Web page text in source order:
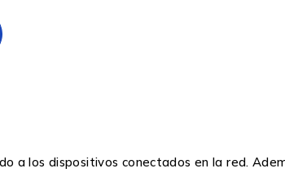
a los dispositivos conectados en la red.